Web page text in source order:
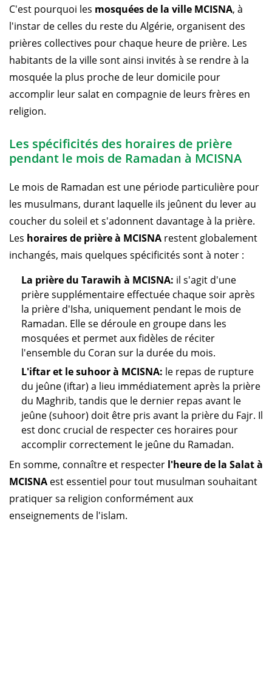
C'est pourquoi les mosquées de la ville MCISNA, à
l'instar de celles du reste du Algérie, organisent des
prières collectives pour chaque heure de prière. Les
habitants de la ville sont ainsi invités à se rendre à la
mosquée la plus proche de leur domicile pour
accomplir leur salat en compagnie de leurs frères en
religion.
Les spécificités des horaires de prière
pendant le mois de Ramadan à MCISNA
Le mois de Ramadan est une période particulière pour
les musulmans, durant laquelle ils jeûnent du lever au
coucher du soleil et s'adonnent davantage à la prière.
Les horaires de prière à MCISNA restent globalement
inchangés, mais quelques spécificités sont à noter :
La prière du Tarawih à MCISNA: il s'agit d'une
prière supplémentaire effectuée chaque soir après
la prière d'Isha, uniquement pendant le mois de
Ramadan. Elle se déroule en groupe dans les
mosquées et permet aux fidèles de réciter
l'ensemble du Coran sur la durée du mois.
L'iftar et le suhoor à MCISNA: le repas de rupture
du jeûne (iftar) a lieu immédiatement après la prière
du Maghrib, tandis que le dernier repas avant le
jeûne (suhoor) doit être pris avant la prière du Fajr. Il
est donc crucial de respecter ces horaires pour
accomplir correctement le jeûne du Ramadan.
En somme, connaître et respecter l'heure de la Salat à
MCISNA est essentiel pour tout musulman souhaitant
pratiquer sa religion conformément aux
enseignements de l'islam.